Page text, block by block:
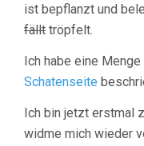
ist bepflanzt und
fällt tröpfelt.
Ich habe eine
Schatenseite
Ich bin jetzt erstmal
widme mich wieder